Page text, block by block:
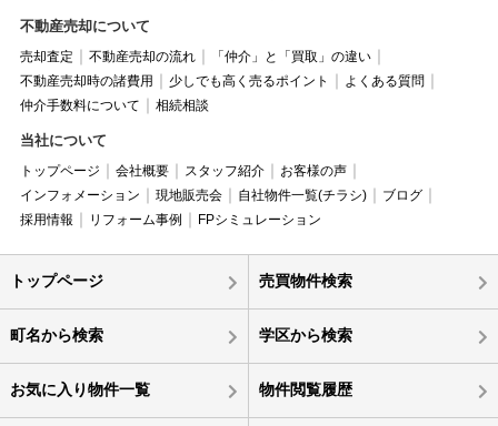
不動産売却について
売却査定 不動産売却の流れ
「仲介」と「買取」の違い
不動産売却時の諸費用
少しでも高く売るポイント
よくある質問
仲介手数料について
相続相談
当社について
トップページ 会社概要 スタッフ紹介
お客様の声
インフォメーション
現地販売会 自社物件一覧(チラシ)
ブログ
採用情報
リフォーム事例 FPシミュレーション
トップページ 売買物件検索
町名から検索 学区から検索
お気に入り物件一覧 物件閲覧履歴